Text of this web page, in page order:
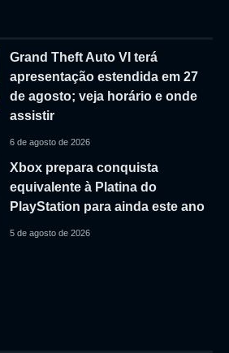
Grand Theft Auto VI terá
apresentação estendida em 27
de agosto; veja horário e onde
assistir
6 de agosto de 2026
Xbox prepara conquista
equivalente à Platina do
PlayStation para ainda este ano
5 de agosto de 2026